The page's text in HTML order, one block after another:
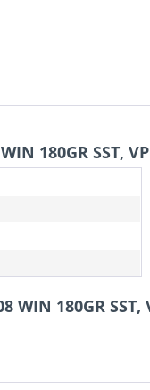
180GR SST,
180GR SST,